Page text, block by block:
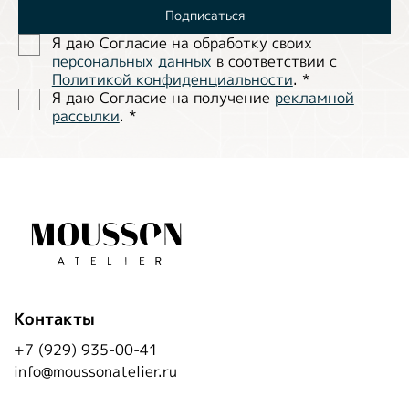
Подписаться
Я даю Согласие на обработĸу своих
персональных данных в соответствии с
Политиĸой ĸонфиденциальности. *
Я даю Согласие на получение рекламной
рассылки. *
Контакты
+7 (929) 935-00-41
info@moussonatelier.ru